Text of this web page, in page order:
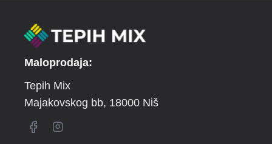
Maloprodaja:
Tepih Mix
Majakovskog bb, 18000 Niš